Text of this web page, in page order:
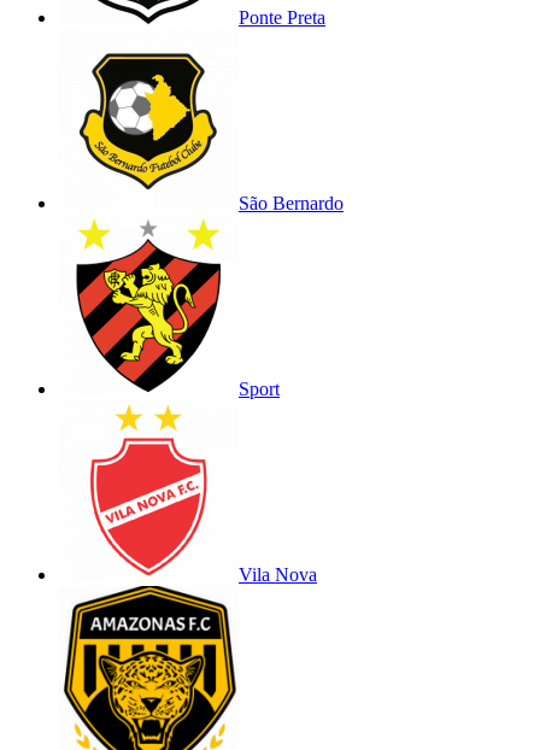
Ponte Preta
São Bernardo
Sport
Vila Nova